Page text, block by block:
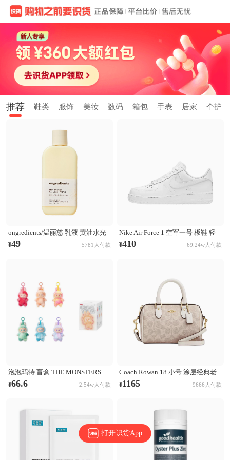
推荐 鞋类 服饰 美妆 数码 箱包 手表 居家 个护
ongredients/温丽慈 乳液 黄油水光
妆前乳液 舒缓肌肤 修护保湿
¥49 5781人付款
Nike Air Force 1 空军一号 板鞋 轻
便舒适百搭耐磨防滑复古 White 纯
¥410 69.24w人付款
泡泡玛特 盲盒 THE MONSTERS
LABUBU第三代3.0 前方高能系列
¥66.6 2.54w人付款
Coach Rowan 18 小号 涂层经典老
花印花拉链开合PVC拼皮单肩斜挎
¥1165 9666人付款
打开识货App